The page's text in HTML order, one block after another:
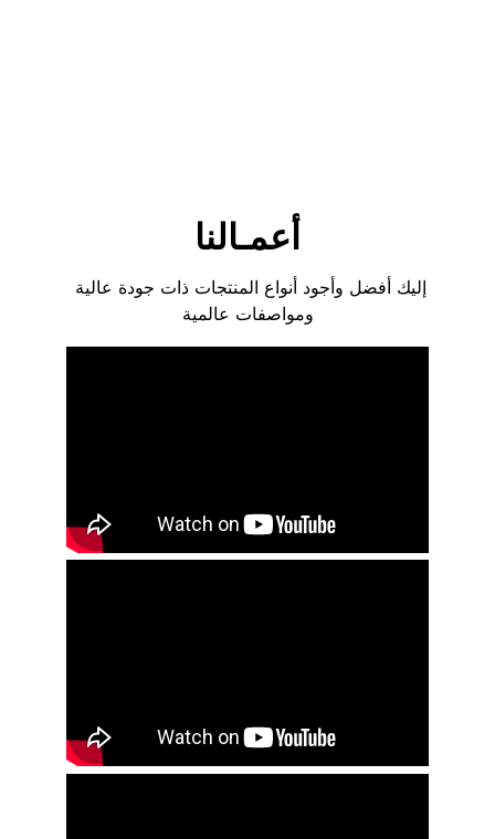
أعمـالنا
إليك أفضل وأجود أنواع المنتجات ذات جودة عالية
ومواصفات عالمية